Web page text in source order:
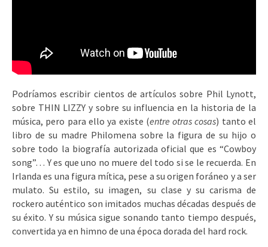
Podríamos escribir cientos de artículos sobre Phil Lynott,
sobre THIN LIZZY y sobre su influencia en la historia de la
música, pero para ello ya existe (entre otras cosas) tanto el
libro de su madre Philomena sobre la figura de su hijo o
sobre todo la biografía autorizada oficial que es “Cowboy
song”… Y es que uno no muere del todo si se le recuerda. En
Irlanda es una figura mítica, pese a su origen foráneo y a ser
mulato. Su estilo, su imagen, su clase y su carisma de
rockero auténtico son imitados muchas décadas después de
su éxito. Y su música sigue sonando tanto tiempo después,
convertida ya en himno de una época dorada del hard rock.